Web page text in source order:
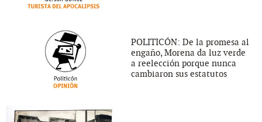
POLITICÓN: De la promesa al
engaño, Morena da luz verde
a reelección porque nunca
cambiaron sus estatutos